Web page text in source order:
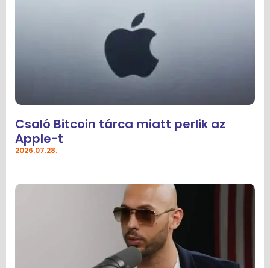
Csaló Bitcoin tárca miatt perlik az
Apple-t
2026.07.28.